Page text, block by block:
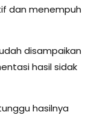
dan menempuh
disampaikan
hasil sidak
hasilnya